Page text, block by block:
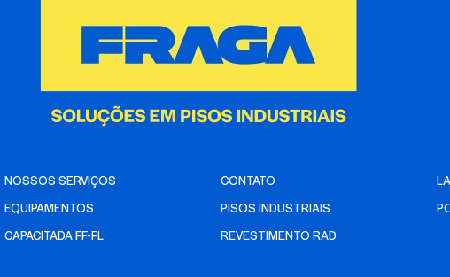
NOSSOS SERVIÇOS
EQUIPAMENTOS
CAPACITADA FF-FL
CONTATO
PISOS INDUSTRIAIS
REVESTIMENTO RAD